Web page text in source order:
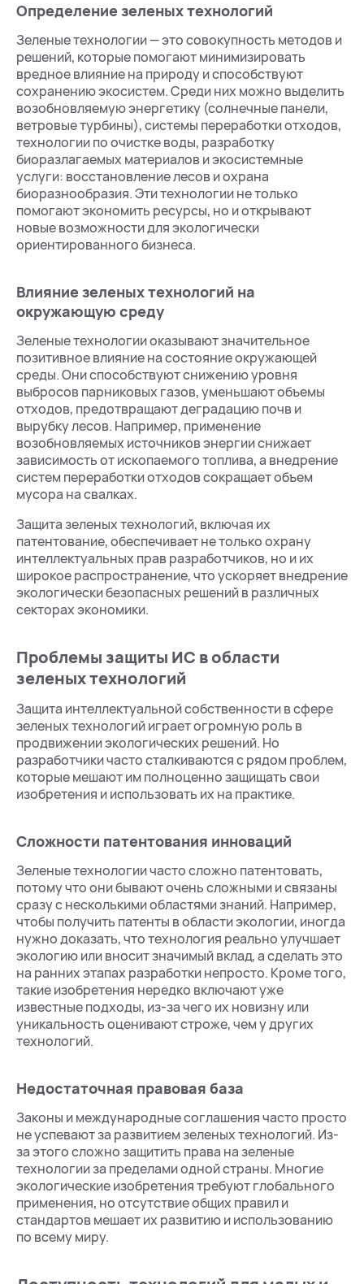
Определение зеленых технологий
Зеленые технологии — это совокупность методов и
решений, которые помогают минимизировать
вредное влияние на природу и способствуют
сохранению экосистем. Среди них можно выделить
возобновляемую энергетику (солнечные панели,
ветровые турбины), системы переработки отходов,
технологии по очистке воды, разработку
биоразлагаемых материалов и экосистемные
услуги: восстановление лесов и охрана
биоразнообразия. Эти технологии не только
помогают экономить ресурсы, но и открывают
новые возможности для экологически
ориентированного бизнеса.
Влияние зеленых технологий на
окружающую среду
Зеленые технологии оказывают значительное
позитивное влияние на состояние окружающей
среды. Они способствуют снижению уровня
выбросов парниковых газов, уменьшают объемы
отходов, предотвращают деградацию почв и
вырубку лесов. Например, применение
возобновляемых источников энергии снижает
зависимость от ископаемого топлива, а внедрение
систем переработки отходов сокращает объем
мусора на свалках.
Защита зеленых технологий, включая их
патентование, обеспечивает не только охрану
интеллектуальных прав разработчиков, но и их
широкое распространение, что ускоряет внедрение
экологически безопасных решений в различных
секторах экономики.
Проблемы защиты ИС в области
зеленых технологий
Защита интеллектуальной собственности в сфере
зеленых технологий играет огромную роль в
продвижении экологических решений. Но
разработчики часто сталкиваются с рядом проблем,
которые мешают им полноценно защищать свои
изобретения и использовать их на практике.
Сложности патентования инноваций
Зеленые технологии часто сложно патентовать,
потому что они бывают очень сложными и связаны
сразу с несколькими областями знаний. Например,
чтобы получить патенты в области экологии, иногда
нужно доказать, что технология реально улучшает
экологию или вносит значимый вклад, а сделать это
на ранних этапах разработки непросто. Кроме того,
такие изобретения нередко включают уже
известные подходы, из-за чего их новизну или
уникальность оценивают строже, чем у других
технологий.
Недостаточная правовая база
Законы и международные соглашения часто просто
не успевают за развитием зеленых технологий. Из-
за этого сложно защитить права на зеленые
технологии за пределами одной страны. Многие
экологические изобретения требуют глобального
применения, но отсутствие общих правил и
стандартов мешает их развитию и использованию
по всему миру.